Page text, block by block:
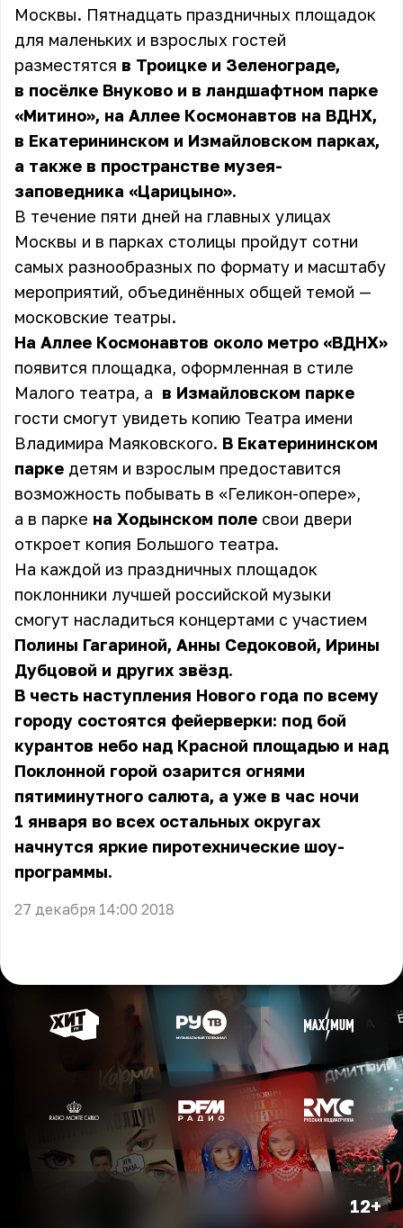
Москвы. Пятнадцать праздничных площадок
для маленьких и взрослых гостей
разместятся в Троицке и Зеленограде,
в посёлке Внуково и в ландшафтном парке
«Митино», на Аллее Космонавтов на ВДНХ,
в Екатерининском и Измайловском парках,
а также в пространстве музея-
заповедника «Царицыно».
В течение пяти дней на главных улицах
Москвы и в парках столицы пройдут сотни
самых разнообразных по формату и масштабу
мероприятий, объединённых общей темой —
московские театры.
На Аллее Космонавтов около метро «ВДНХ»
появится площадка, оформленная в стиле
Малого театра, а в Измайловском парке
гости смогут увидеть копию Театра имени
Владимира Маяковского. В Екатерининском
парке детям и взрослым предоставится
возможность побывать в «Геликон-опере»,
а в парке на Ходынском поле свои двери
откроет копия Большого театра.
На каждой из праздничных площадок
поклонники лучшей российской музыки
смогут насладиться концертами с участием
Полины Гагариной, Анны Седоковой, Ирины
Дубцовой и других звёзд.
В честь наступления Нового года по всему
городу состоятся фейерверки: под бой
курантов небо над Красной площадью и над
Поклонной горой озарится огнями
пятиминутного салюта, а уже в час ночи
1 января во всех остальных округах
начнутся яркие пиротехнические шоу-
программы.
27 декабря 14:00 2018
12+